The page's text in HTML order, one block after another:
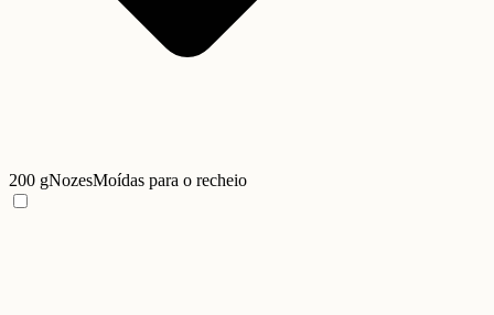
200 gNozesMoídas para o recheio